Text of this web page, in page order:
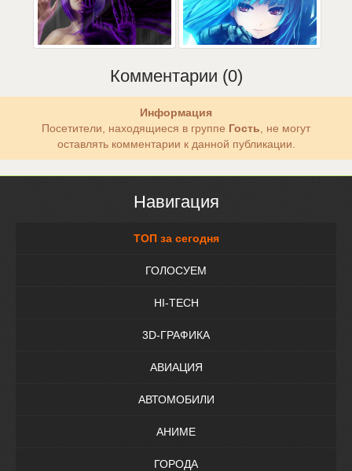
Комментарии (0)
Информация
Посетители, находящиеся в группе Гость , не могут
оставлять комментарии к данной публикации.
Навигация
ТОП за сегодня
ГОЛОСУЕМ
HI-TECH
3D-ГРАФИКА
АВИАЦИЯ
АВТОМОБИЛИ
АНИМЕ
ГОРОДА